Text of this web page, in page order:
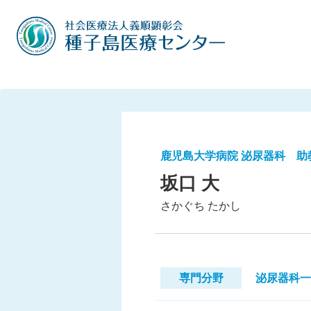
鹿児島大学病院 泌尿器科 助
坂口 大
さかぐち たかし
専門分野 泌尿器科